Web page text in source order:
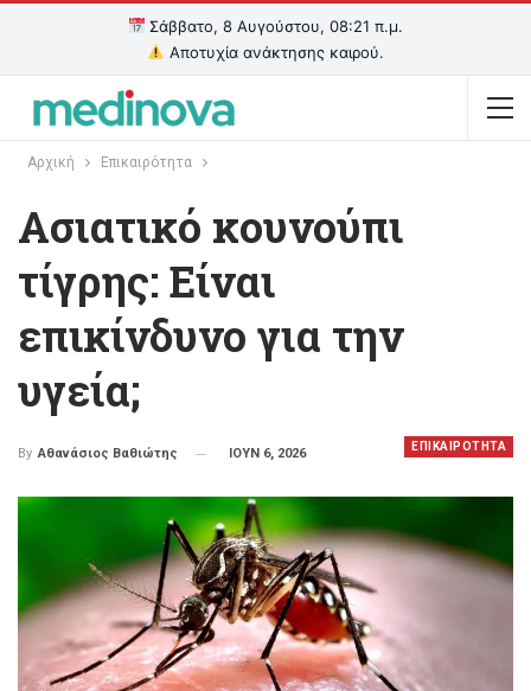
Σάββατο, 8 Αυγούστου, 08:21 π.μ.
Αποτυχία ανάκτησης καιρού.
Αρχική Επικαιρότητα
Ασιατικό κουνούπι
τίγρης: Είναι
επικίνδυνο για την
υγεία;
ΕΠΙΚΑΙΡΟΤΗΤΑ
By Αθανάσιος Βαθιώτης ΙΟΥΝ 6, 2026